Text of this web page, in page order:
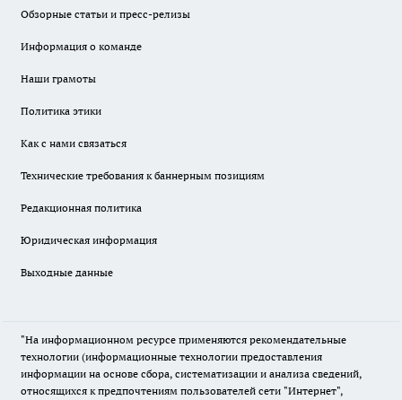
Обзорные статьи и пресс-релизы
Информация о команде
Наши грамоты
Политика этики
Как с нами связаться
Технические требования к баннерным позициям
Редакционная политика
Юридическая информация
Выходные данные
"На информационном ресурсе применяются рекомендательные
технологии (информационные технологии предоставления
информации на основе сбора, систематизации и анализа сведений,
относящихся к предпочтениям пользователей сети "Интернет",